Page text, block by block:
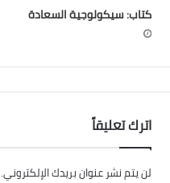
كتاب: سيكولوجية السعادة
اترك تعليقاً
لن يتم نشر عنوان بريدك الإلكتروني.